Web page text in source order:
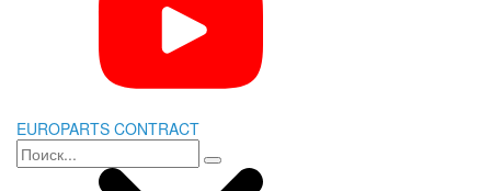
EUROPARTS CONTRACT